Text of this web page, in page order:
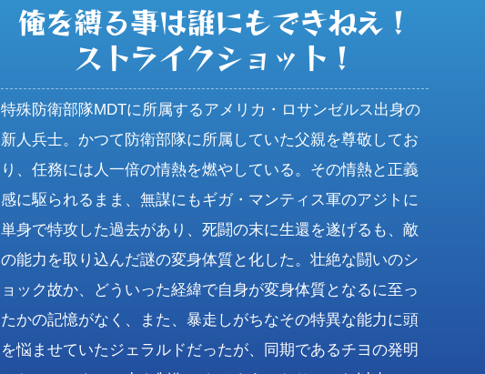
俺を縛る事は誰にもできねえ！
ストライクショット！
特殊防衛部隊MDTに所属するアメリカ・ロサンゼルス出身の
新人兵士。かつて防衛部隊に所属していた父親を尊敬してお
り、任務には人一倍の情熱を燃やしている。その情熱と正義
感に駆られるまま、無謀にもギガ・マンティス軍のアジトに
単身で特攻した過去があり、死闘の末に生還を遂げるも、敵
の能力を取り込んだ謎の変身体質と化した。壮絶な闘いのシ
ョック故か、どういった経緯で自身が変身体質となるに至っ
たかの記憶がなく、また、暴走しがちなその特異な能力に頭
を悩ませていたジェラルドだったが、同期であるチヨの発明